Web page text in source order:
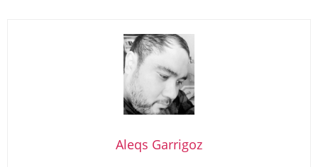
Aleqs Garrigoz